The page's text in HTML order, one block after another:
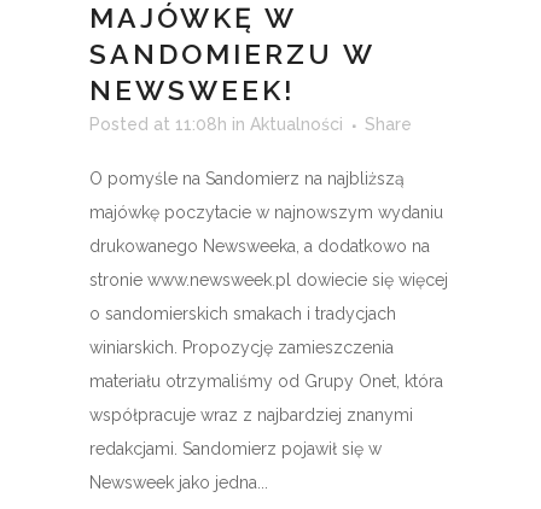
MAJÓWKĘ W
SANDOMIERZU W
NEWSWEEK!
Posted at 11:08h in Aktualności Share
O pomyśle na Sandomierz na najbliższą
majówkę poczytacie w najnowszym wydaniu
drukowanego Newsweeka, a dodatkowo na
stronie www.newsweek.pl dowiecie się więcej
o sandomierskich smakach i tradycjach
winiarskich. Propozycję zamieszczenia
materiału otrzymaliśmy od Grupy Onet, która
współpracuje wraz z najbardziej znanymi
redakcjami. Sandomierz pojawił się w
Newsweek jako jedna...